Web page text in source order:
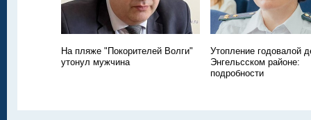
На пляже "Покорителей Волги"
утонул мужчина
Утопление годовалой
Энгельсском районе:
подробности